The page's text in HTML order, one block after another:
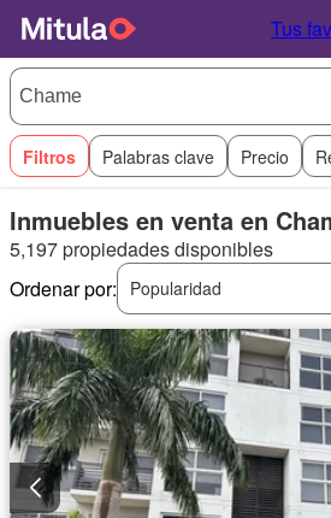
Tus
Filtros Palabras clave Precio
Inmuebles en venta en
5,197 propiedades disponibles
Ordenar por:
Popularidad